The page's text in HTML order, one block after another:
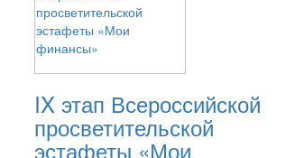
IX этап Всероссийской
просветительской
эстафеты «Мои